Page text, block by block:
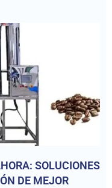
SOLUCIONES
DE MEJOR